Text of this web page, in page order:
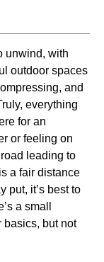
unwind, with
outdoor spaces
and
everything
for an
or feeling on
leading to
a fair distance
put, it’s best to
a small
basics, but not